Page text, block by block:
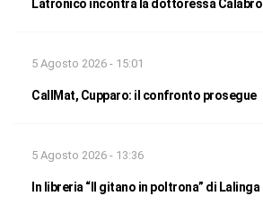
Latronico incontra la dottoressa Calabrò
5 Agosto 2026 - 15:01
CallMat, Cupparo: il confronto prosegue
5 Agosto 2026 - 13:36
In libreria “Il gitano in poltrona” di Lalinga